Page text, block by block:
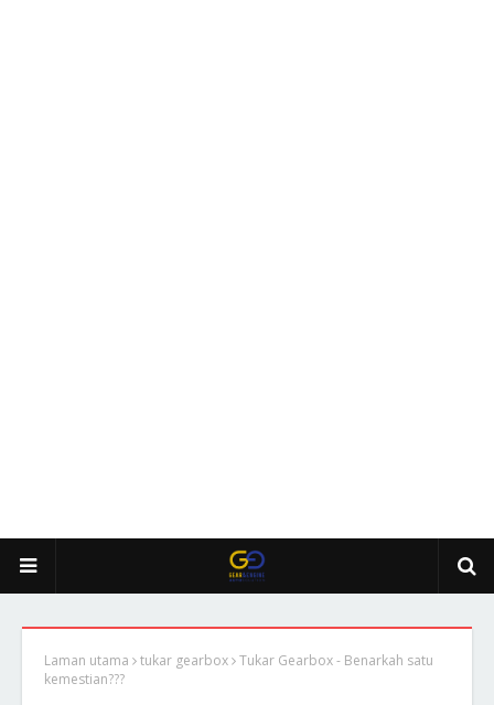
Laman utama tukar gearbox Tukar Gearbox - Benarkah satu
kemestian???